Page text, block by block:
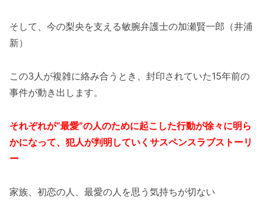
そして、今の梨央を支える敏腕弁護士の加瀬賢一郎（井浦
新）
この3人が複雑に絡み合うとき、封印されていた15年前の
事件が動き出します。
それぞれが“最愛”の人のために起こした行動が徐々に明ら
かになって、犯人が判明していくサスペンスラブストーリ
ー
家族、初恋の人、最愛の人を思う気持ちが切ない